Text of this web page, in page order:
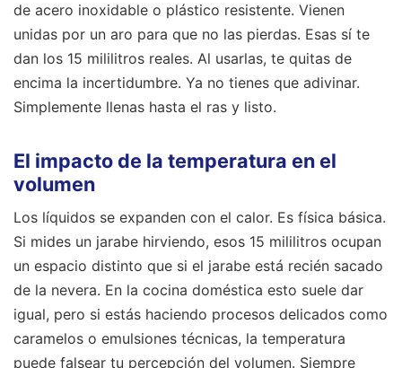
de acero inoxidable o plástico resistente. Vienen
unidas por un aro para que no las pierdas. Esas sí te
dan los 15 mililitros reales. Al usarlas, te quitas de
encima la incertidumbre. Ya no tienes que adivinar.
Simplemente llenas hasta el ras y listo.
El impacto de la temperatura en el
volumen
Los líquidos se expanden con el calor. Es física básica.
Si mides un jarabe hirviendo, esos 15 mililitros ocupan
un espacio distinto que si el jarabe está recién sacado
de la nevera. En la cocina doméstica esto suele dar
igual, pero si estás haciendo procesos delicados como
caramelos o emulsiones técnicas, la temperatura
puede falsear tu percepción del volumen. Siempre